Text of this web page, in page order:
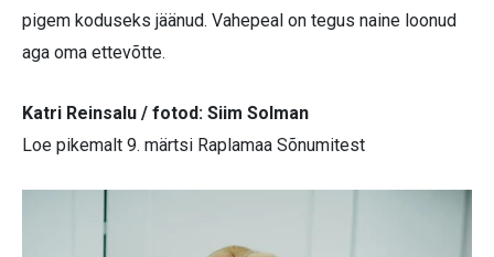
pigem koduseks jäänud. Vahepeal on tegus naine loonud
aga oma ettevõtte.
Katri Reinsalu / fotod: Siim Solman
Loe pikemalt 9. märtsi Raplamaa Sõnumitest